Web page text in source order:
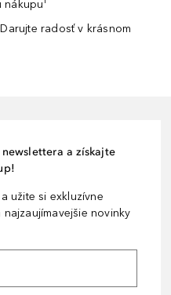
radosť v krásnom
a získajte
užite si exkluzívne
novinky